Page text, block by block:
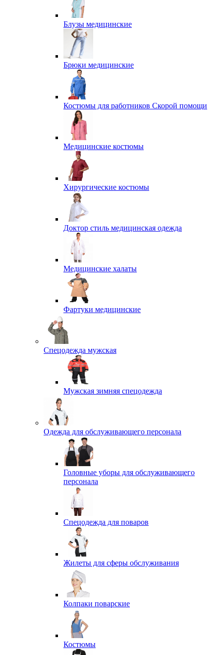
Блузы медицинские
Брюки медицинские
Костюмы для работников Скорой помощи
Медицинские костюмы
Хирургические костюмы
Доктор стиль медицинская одежда
Медицинские халаты
Фартуки медицинские
Спецодежда мужская
Мужская зимняя спецодежда
Одежда для обслуживающего персонала
Головные уборы для обслуживающего
персонала
Спецодежда для поваров
Жилеты для сферы обслуживания
Колпаки поварские
Костюмы